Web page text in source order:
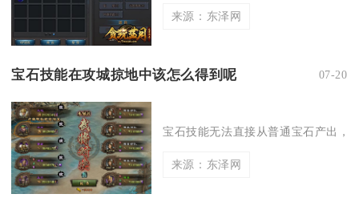
来源：东泽网
宝石技能在攻城掠地中该怎么得到呢 07-20
宝石技能无法直接从普通宝石产出，
来源：东泽网